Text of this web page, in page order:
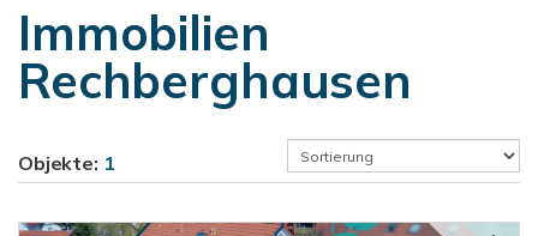
Immobilien
Rechberghausen
Objekte: 1